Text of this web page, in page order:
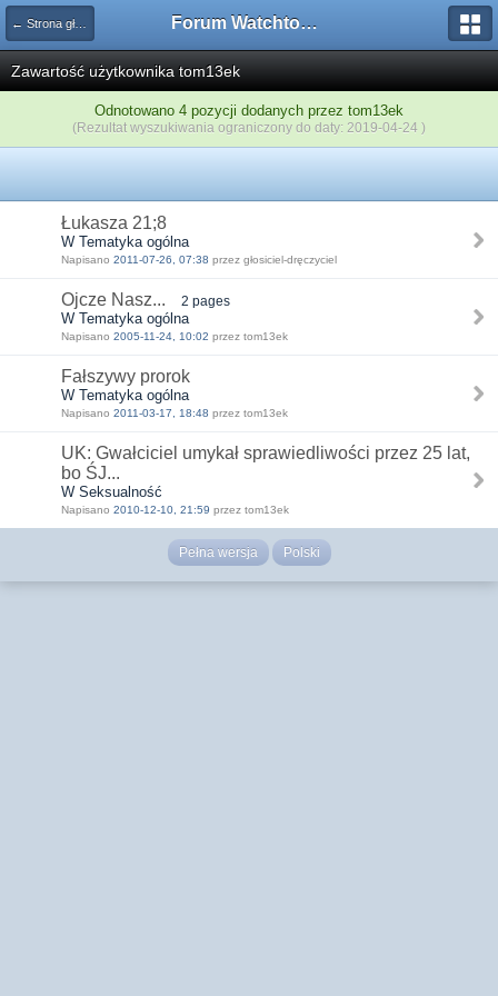
← Strona główna Forum Watchtower
Zawartość użytkownika tom13ek
Odnotowano 4 pozycji dodanych przez tom13ek
(Rezultat wyszukiwania ograniczony do daty: 2019-04-24 )
Łukasza 21;8
W Tematyka ogólna
Napisano 2011-07-26, 07:38 przez głosiciel-dręczyciel
Ojcze Nasz... 2 pages
W Tematyka ogólna
Napisano 2005-11-24, 10:02 przez tom13ek
Fałszywy prorok
W Tematyka ogólna
Napisano 2011-03-17, 18:48 przez tom13ek
UK: Gwałciciel umykał sprawiedliwości przez 25 lat,
bo ŚJ...
W Seksualność
Napisano 2010-12-10, 21:59 przez tom13ek
Pełna wersja Polski